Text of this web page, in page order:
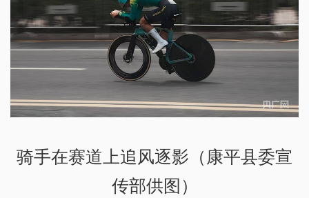
骑手在赛道上追风逐影（康平县委宣
传部供图）